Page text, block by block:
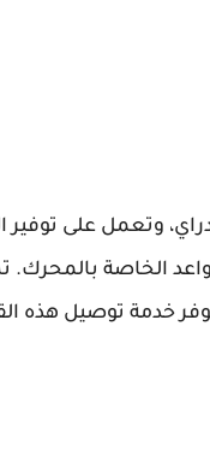
وتعمل على
الخاصة
خدمة توصيل هذه